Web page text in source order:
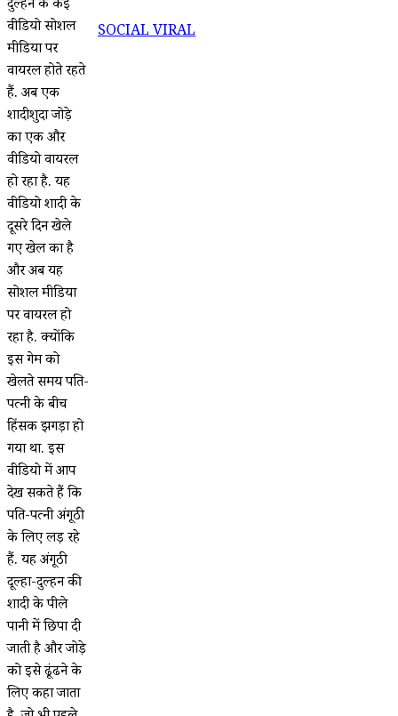
दुल्हन के कई
वीडियो सोशल
मीडिया पर
वायरल होते रहते
हैं. अब एक
शादीशुदा जोड़े
का एक और
वीडियो वायरल
हो रहा है. यह
वीडियो शादी के
दूसरे दिन खेले
गए खेल का है
और अब यह
सोशल मीडिया
पर वायरल हो
रहा है. क्योंकि
इस गेम को
खेलते समय पति-
पत्नी के बीच
हिंसक झगड़ा हो
गया था. इस
वीडियो में आप
देख सकते हैं कि
पति-पत्नी अंगूठी
के लिए लड़ रहे
हैं. यह अंगूठी
दूल्हा-दुल्हन की
शादी के पीले
पानी में छिपा दी
जाती है और जोड़े
को इसे ढूंढने के
लिए कहा जाता
SOCIAL VIRAL